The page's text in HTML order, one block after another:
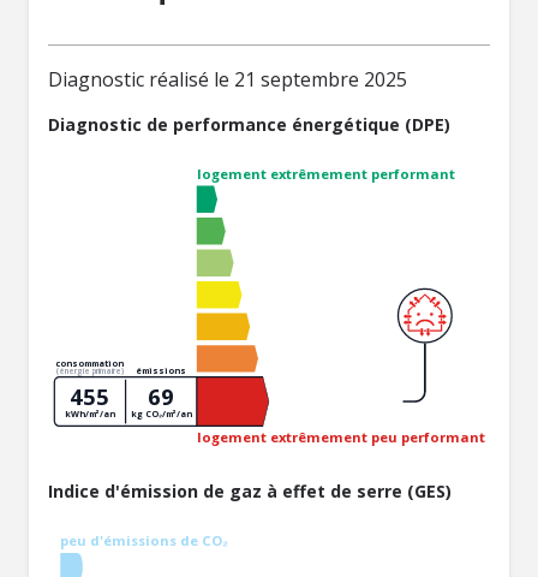
Diagnostic réalisé le 21 septembre 2025
Diagnostic de performance énergétique (DPE)
logement extrêmement performant
logement extrêmement peu performant
consommation
(énergie primaire) émissions
455
kWh/m²/an
69
kg CO₂/m²/an
Indice d'émission de gaz à effet de serre (GES)
peu d'émissions de CO₂